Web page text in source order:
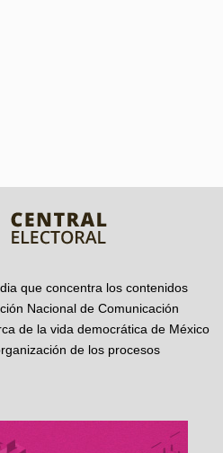
que concentra los contenidos
Nacional de Comunicación
de la vida democrática de México
de los procesos